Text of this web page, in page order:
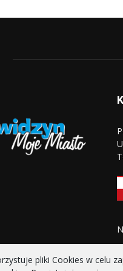
pliki Cookies w celu